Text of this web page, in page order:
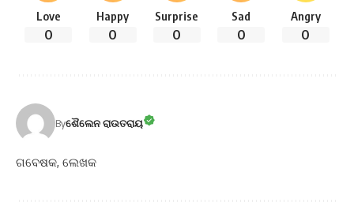
Love
0
Happy
0
Surprise
0
Sad
0
Angry
0
Byଶୈଲେନ ରାଉତରାୟ
ଗବେଷକ, ଲେଖକ